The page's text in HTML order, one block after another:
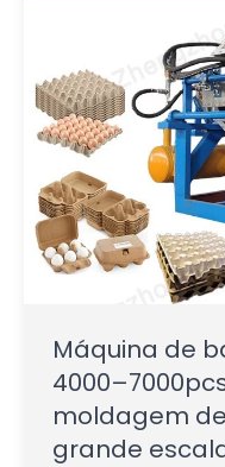
Máquina de
moldagem
grande